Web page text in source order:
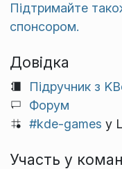
Підтримайте
спонсором.
Довідка
Підручник з
Форум
#kde-games у
Участь у